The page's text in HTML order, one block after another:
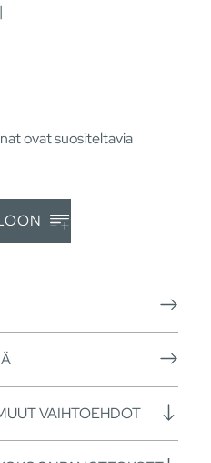
ovat suositeltavia
VAIHTOEHDOT